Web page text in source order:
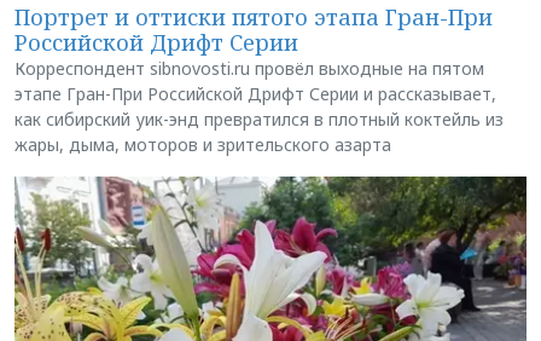
Портрет и оттиски пятого этапа Гран-При
Российской Дрифт Серии
Корреспондент sibnovosti.ru провёл выходные на пятом
этапе Гран-При Российской Дрифт Серии и рассказывает,
как сибирский уик-энд превратился в плотный коктейль из
жары, дыма, моторов и зрительского азарта